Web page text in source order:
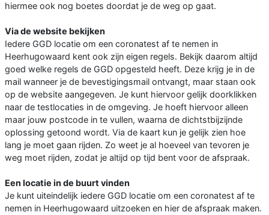
hiermee ook nog boetes doordat je de weg op gaat.
Via de website bekijken
Iedere GGD locatie om een coronatest af te nemen in
Heerhugowaard kent ook zijn eigen regels. Bekijk daarom altijd
goed welke regels de GGD opgesteld heeft. Deze krijg je in de
mail wanneer je de bevestigingsmail ontvangt, maar staan ook
op de website aangegeven. Je kunt hiervoor gelijk doorklikken
naar de testlocaties in de omgeving. Je hoeft hiervoor alleen
maar jouw postcode in te vullen, waarna de dichtstbijzijnde
oplossing getoond wordt. Via de kaart kun je gelijk zien hoe
lang je moet gaan rijden. Zo weet je al hoeveel van tevoren je
weg moet rijden, zodat je altijd op tijd bent voor de afspraak.
Een locatie in de buurt vinden
Je kunt uiteindelijk iedere GGD locatie om een coronatest af te
nemen in Heerhugowaard uitzoeken en hier de afspraak maken.